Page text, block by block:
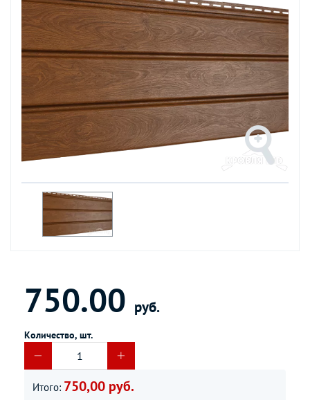
750.00 руб.
Количество, шт.
Итого: 750,00 руб.